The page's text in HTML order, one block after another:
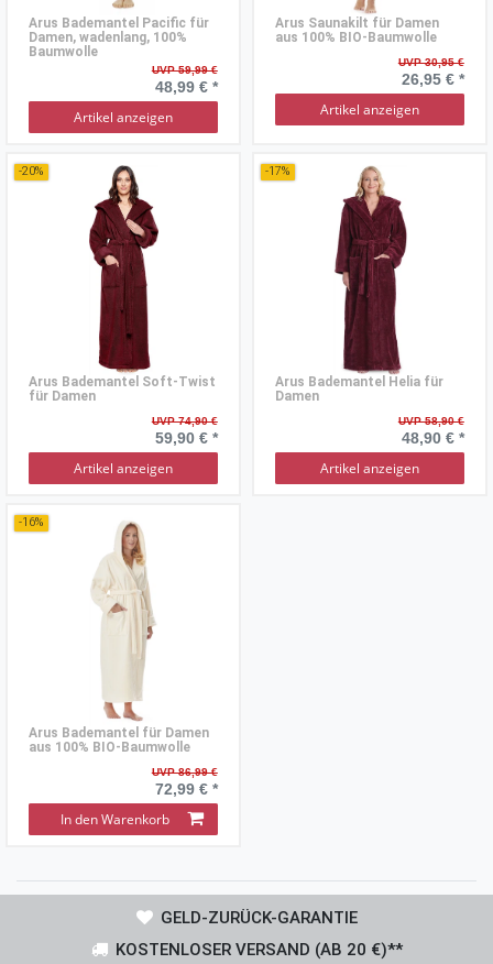
Arus Bademantel Pacific für
Damen, wadenlang, 100%
Baumwolle
UVP 59,99 €
48,99 € *
Artikel anzeigen
Arus Saunakilt für Damen
aus 100% BIO-Baumwolle
UVP 30,95 €
26,95 € *
Artikel anzeigen
-20%
Arus Bademantel Soft-Twist
für Damen
UVP 74,90 €
59,90 € *
Artikel anzeigen
-17%
Arus Bademantel Helia für
Damen
UVP 58,90 €
48,90 € *
Artikel anzeigen
-16%
Arus Bademantel für Damen
aus 100% BIO-Baumwolle
UVP 86,99 €
72,99 € *
In den Warenkorb
GELD-ZURÜCK-GARANTIE
KOSTENLOSER VERSAND (AB 20 €)**